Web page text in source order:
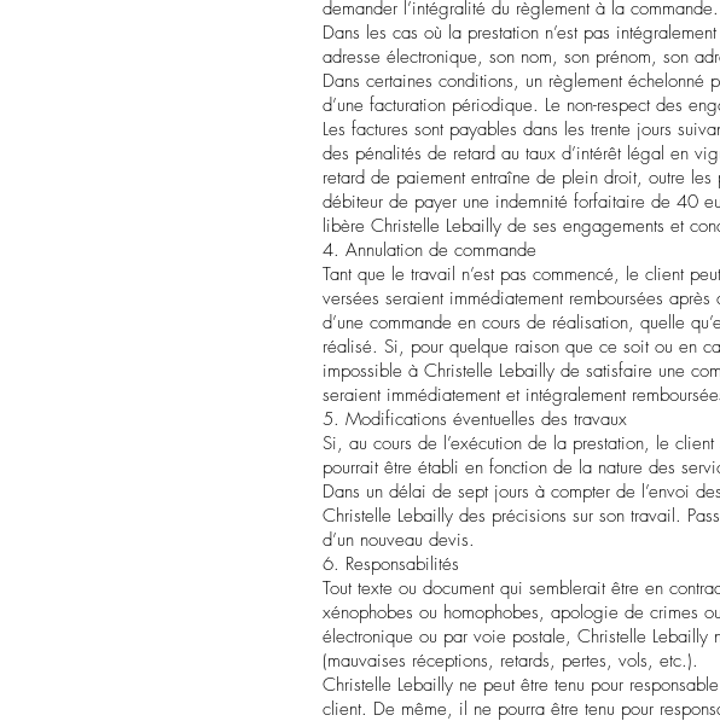
demander l’intégralité du règlement à la commande.
Dans les cas où la prestation n’est pas
adresse électronique, son nom, son prénom, son
Dans certaines conditions, un règlement
d’une facturation périodique. Le non-respect des
Les factures sont payables dans les trente jours
des pénalités de retard au taux d’intérêt légal en
retard de paiement entraîne de plein droit, outre
débiteur de payer une indemnité forfaitaire de 40
libère Christelle Lebailly de ses engagements et
4. Annulation de commande
Tant que le travail n’est pas commencé, le client
versées seraient immédiatement remboursées
d’une commande en cours de réalisation, quelle
réalisé. Si, pour quelque raison que ce soit ou en
impossible à Christelle Lebailly de satisfaire une
seraient immédiatement et intégralement
5. Modifications éventuelles des travaux
Si, au cours de l’exécution de la prestation, le
pourrait être établi en fonction de la nature des
Dans un délai de sept jours à compter de l’envoi
Christelle Lebailly des précisions sur son travail.
d’un nouveau devis.
6. Responsabilités
Tout texte ou document qui semblerait être en
xénophobes ou homophobes, apologie de crimes
électronique ou par voie postale, Christelle Lebailly
(mauvaises réceptions, retards, pertes, vols, etc.).
Christelle Lebailly ne peut être tenu pour
client. De même, il ne pourra être tenu pour